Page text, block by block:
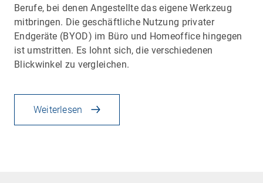
Berufe, bei denen Angestellte das eigene Werkzeug
mitbringen. Die geschäftliche Nutzung privater
Endgeräte (BYOD) im Büro und Homeoffice hingegen
ist umstritten. Es lohnt sich, die verschiedenen
Blickwinkel zu vergleichen.
Weiterlesen